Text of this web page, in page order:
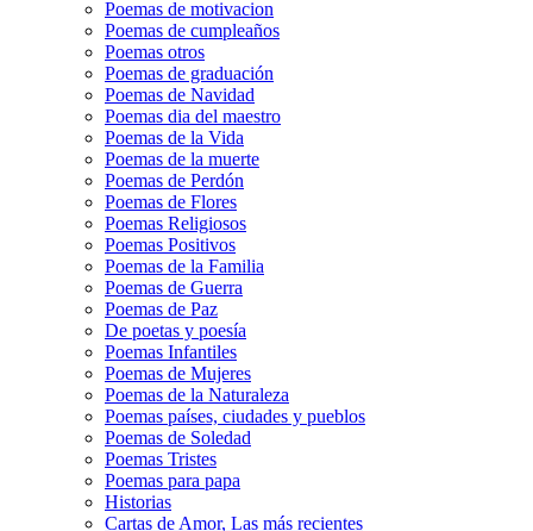
Poemas de motivacion
Poemas de cumpleaños
Poemas otros
Poemas de graduación
Poemas de Navidad
Poemas dia del maestro
Poemas de la Vida
Poemas de la muerte
Poemas de Perdón
Poemas de Flores
Poemas Religiosos
Poemas Positivos
Poemas de la Familia
Poemas de Guerra
Poemas de Paz
De poetas y poesía
Poemas Infantiles
Poemas de Mujeres
Poemas de la Naturaleza
Poemas países, ciudades y pueblos
Poemas de Soledad
Poemas Tristes
Poemas para papa
Historias
Cartas de Amor, Las más recientes